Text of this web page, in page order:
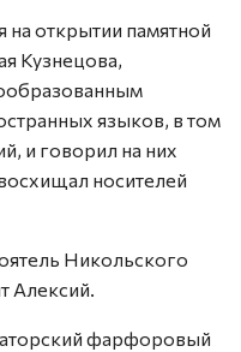
открытии памятной
Кузнецова,
языков, в том
и говорил на них
носителей
Никольского
Алексий.
фарфоровый